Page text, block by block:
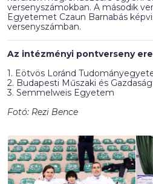
versenyszámokban. A második
Egyetemet Czaun Barnabás
versenyszámban.
Az intézményi pontverseny
1. Eötvös Loránd
2. Budapesti Műszaki és
3. Semmelweis Egyetem
Fotó: Rezi Bence